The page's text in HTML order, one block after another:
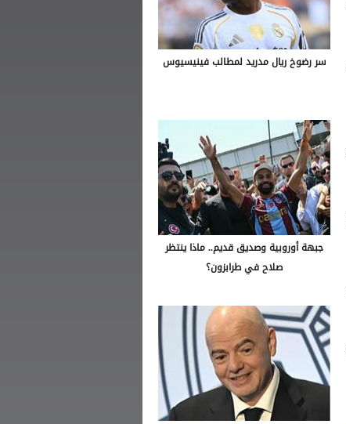
سر رضوخ ريال مدريد لمطالب فينيسيوس
جبهة أوروبية وصديق قديم.. ماذا ينتظر
صلاح في طرابزون؟